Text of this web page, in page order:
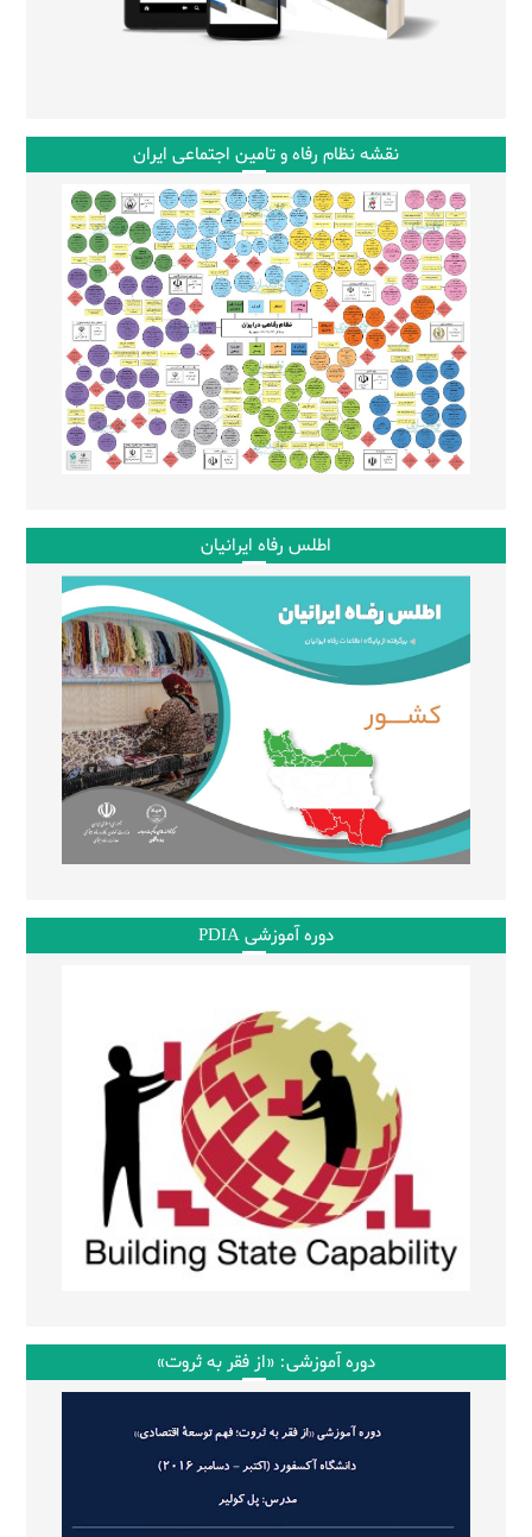
نقشه نظام رفاه و تامین اجتماعی ایران
اطلس رفاه ایرانیان
دوره آموزشی PDIA
دوره آموزشی: «از فقر به ثروت»